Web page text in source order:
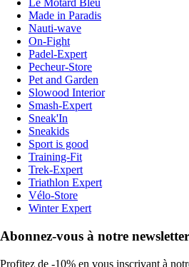
Le Motard Bleu
Made in Paradis
Nauti-wave
On-Fight
Padel-Expert
Pecheur-Store
Pet and Garden
Slowood Interior
Smash-Expert
Sneak'In
Sneakids
Sport is good
Training-Fit
Trek-Expert
Triathlon Expert
Vélo-Store
Winter Expert
Abonnez-vous à notre newsletter
Profitez de -10% en vous inscrivant à